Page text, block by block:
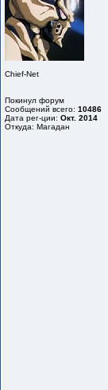
Chief-Net
Покинул форум
Сообщений всего: 10486
Дата рег-ции: Окт. 2014
Откуда: Магадан